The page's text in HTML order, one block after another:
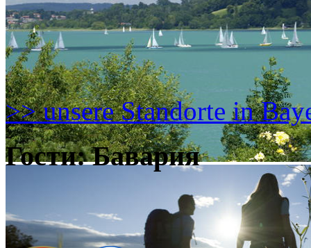
>> unsere Standorte in
Гости: Бавария